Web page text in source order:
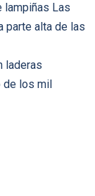
lampiñas Las
parte alta de las
laderas
de los mil